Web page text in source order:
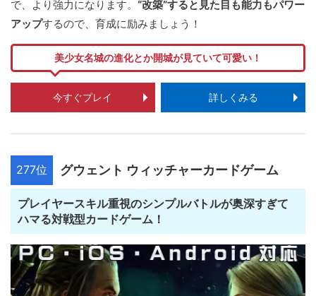
で、より強力になります。 “改築”すると見た目も能力もパワー
アップするので、育成に励みましょう！
美少女名城の進化とか開城が見ていて可愛い！
今すぐプレイ 詳しくみる
277位 グウェント ウィッチャーカードゲーム
プレイヤースキル重視のシンプルバトルが奥深すぎて
ハマる対戦型カードゲーム！